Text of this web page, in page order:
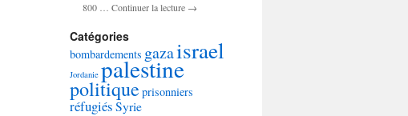
800 … Continuer la lecture →
Catégories
bombardements gazaisrael
Jordanie palestine
politique prisonniers
réfugiés Syrie